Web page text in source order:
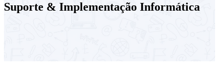
Suporte & Implementação Informática